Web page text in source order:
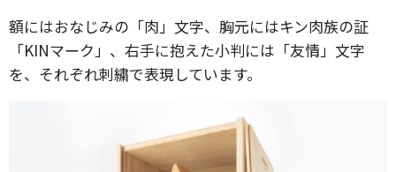
額にはおなじみの「肉」文字、胸元にはキン肉族の証
「KINマーク」、右手に抱えた小判には「友情」文字
を、それぞれ刺繍で表現しています。